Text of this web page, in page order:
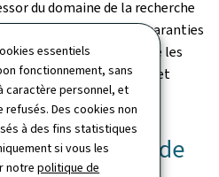
essentiels
fonctionnement, sans
caractère personnel, et
refusés. Des cookies non
à des fins statistiques
si vous les
notrepolitique de
du domaine de la recherche
nécessite des garanties
des données, tel que les
de sécurité et
perte et vol de